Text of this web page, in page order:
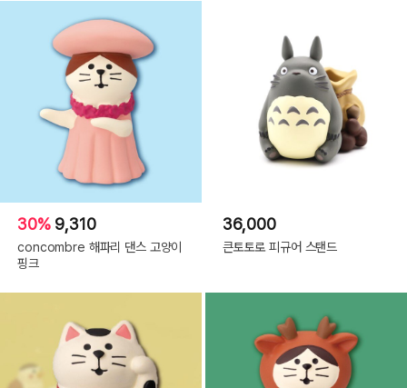
30% 9,310
concombre 해파리 댄스 고양이
핑크
36,000
큰토토로 피규어 스탠드